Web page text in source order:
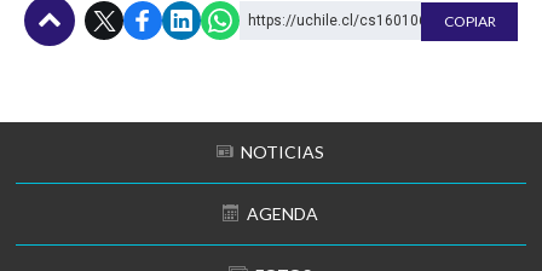
https://uchile.cl/cs160106 COPIAR
NOTICIAS
AGENDA